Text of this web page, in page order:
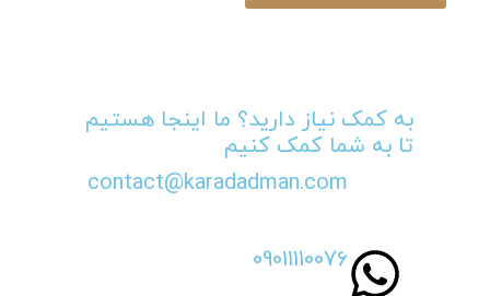
به کمک نیاز دارید؟ ما اینجا هستیم
تا به شما کمک کنیم
contact@karadadman.com
09011110076